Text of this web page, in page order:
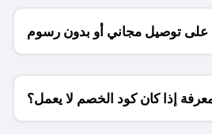
توصيل مجاني أو بدون رسوم
الشحن ؟
إذا كان كود الخصم لا يعمل؟